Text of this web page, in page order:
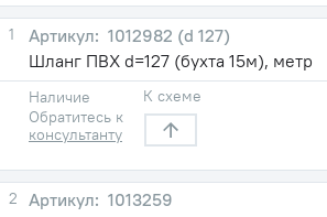
1
1012982 (d 127)
Шланг ПВХ d=127 (бухта 15м), метр
Наличие
Обратитесь к
консультанту
К схеме
2
1013259